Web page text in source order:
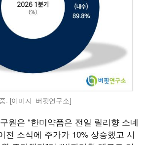
. [이미지=버핏연구소]
원은 “한미약품은 전일 릴리향 소네
전 소식에 주가가 10% 상승했고 시